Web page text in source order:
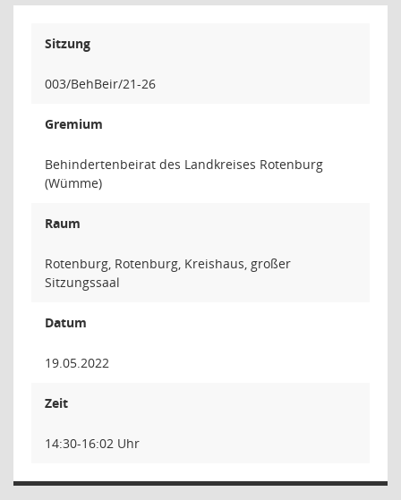
Sitzung
003/BehBeir/21-26
Gremium
Behindertenbeirat des Landkreises Rotenburg
(Wümme)
Raum
Rotenburg, Rotenburg, Kreishaus, großer
Sitzungssaal
Datum
19.05.2022
Zeit
14:30-16:02 Uhr